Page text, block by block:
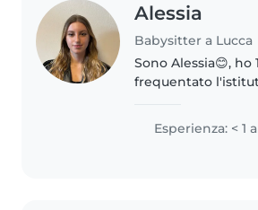
Alessia
Babysitter a Lucca
Sono Alessia😊, ho
frequentato
sono diplomata
avuto diverse
attraverso degli
Esperienza: < 1